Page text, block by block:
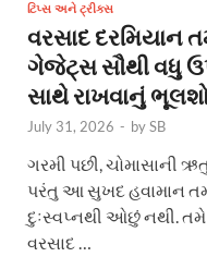
ટિપ્સ અને ટ્રીક્સ
વરસાદ દરમિયાન
ગેજેટ્સ સૌથી વધુ
સાથે રાખવાનું
July 31, 2026 - bySB
ગરમી પછી, ચોમાસાની
પરંતુ આ સુખદ હવામાન
દુઃસ્વપ્નથી ઓછું નથી. તમે
વરસાદ …